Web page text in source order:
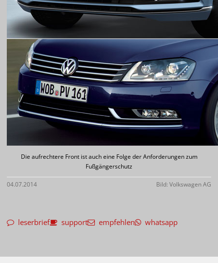
Die aufrechtere Front ist auch eine Folge der Anforderungen zum
Fußgängerschutz
04.07.2014 Bild: Volkswagen AG
leserbrief support empfehlen whatsapp